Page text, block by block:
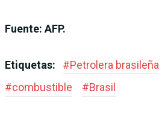
Fuente: AFP.
Etiquetas: #Petrolera brasileña
#combustible #Brasil